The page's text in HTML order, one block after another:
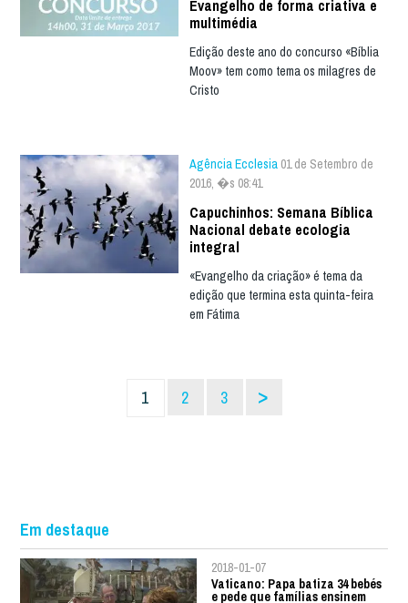
Evangelho de forma criativa e
multimédia
Edição deste ano do concurso «Bíblia
Moov» tem como tema os milagres de
Cristo
Agência Ecclesia 01 de Setembro de
2016, �s 08:41
Capuchinhos: Semana Bíblica
Nacional debate ecologia
integral
«Evangelho da criação» é tema da
edição que termina esta quinta-feira
em Fátima
1 2 3 >
Em destaque
2018-01-07
Vaticano: Papa batiza 34 bebés
e pede que famílias ensinem